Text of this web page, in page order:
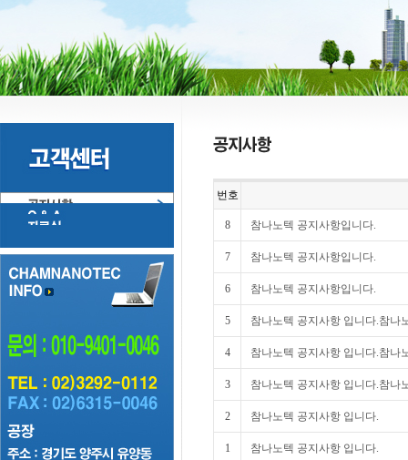
번호
8 참나노텍 공지사항입니다.
7 참나노텍 공지사항입니다.
6 참나노텍 공지사항입니다.
5 참나노텍 공지사항 입니다.참나
4 참나노텍 공지사항 입니다.참나
3 참나노텍 공지사항 입니다.참나
2 참나노텍 공지사항 입니다.
1 참나노텍 공지사항 입니다.